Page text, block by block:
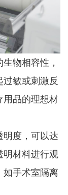
物相容性，
敏或刺激反
用品的理想材
明度，可以达
明材料进行观
如手术室隔离